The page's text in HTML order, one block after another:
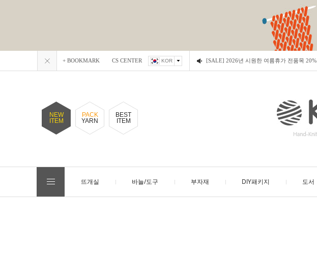
+ BOOKMARK CS CENTER KOR [SALE] 2026년 시원한 여름휴가 전품목 20%..
NEW
ITEM
PACK
YARN
BEST
ITEM
뜨개실 바늘/도구 부자재 DIY패키지 도서